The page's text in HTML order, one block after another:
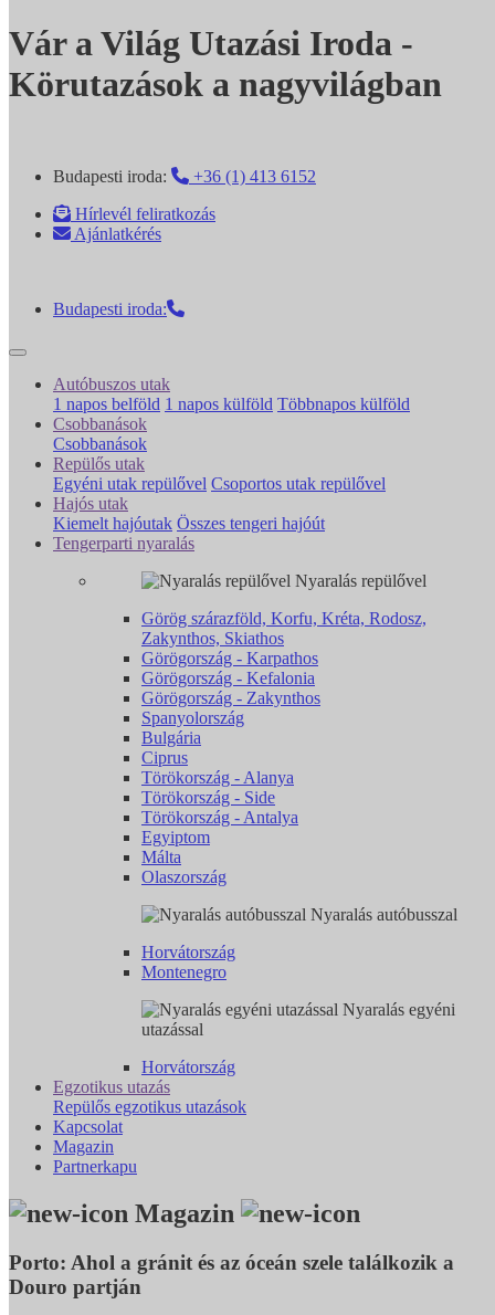
Vár a Világ Utazási Iroda -
Körutazások a nagyvilágban
Budapesti iroda:
+36 (1) 413 6152
Hírlevél feliratkozás
Ajánlatkérés
Budapesti iroda:
Autóbuszos utak
1 napos belföld 1 napos külföld Többnapos külföld
Csobbanások
Csobbanások
Repülős utak
Egyéni utak repülővel Csoportos utak repülővel
Hajós utak
Kiemelt hajóutak Összes tengeri hajóút
Tengerparti nyaralás
Nyaralás repülővel
Görög szárazföld, Korfu, Kréta, Rodosz,
Zakynthos, Skiathos
Görögország - Karpathos
Görögország - Kefalonia
Görögország - Zakynthos
Spanyolország
Bulgária
Ciprus
Törökország - Alanya
Törökország - Side
Törökország - Antalya
Egyiptom
Málta
Olaszország
Nyaralás autóbusszal
Horvátország
Montenegro
Nyaralás egyéni
utazással
Horvátország
Egzotikus utazás
Repülős egzotikus utazások
Kapcsolat
Magazin
Partnerkapu
Magazin
Porto: Ahol a gránit és az óceán szele találkozik a
Douro partján